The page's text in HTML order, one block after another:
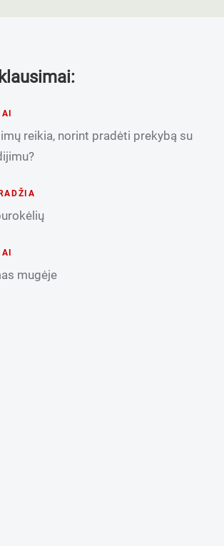
reikia, norint pradėti prekybą su
mugėje